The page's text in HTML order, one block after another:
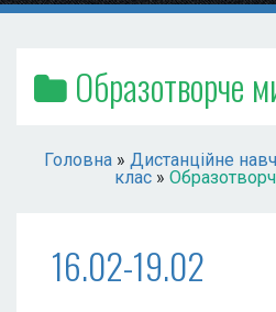
Образотворче
Головна » Дистанційне
клас »
16.02-19.02